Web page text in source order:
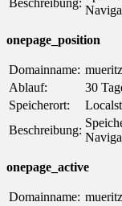
Beschreibung:
onepage_position
Domainname:
Ablauf:
30
Speicherort:
Beschreibung:
onepage_active
Domainname: